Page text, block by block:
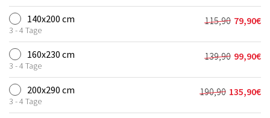
war:
99,90€
ist:
65,90€.
140x200 cm
3 - 4 Tage
115,90
Preis
war:
115,90€
79,90€
Aktueller
Preis
ist:
79,90€.
160x230 cm
3 - 4 Tage
139,90
Preis
war:
139,90€
99,90€
Aktueller
Preis
ist:
99,90€.
200x290 cm
3 - 4 Tage
190,90
Preis
135,90€
Aktueller
Preis